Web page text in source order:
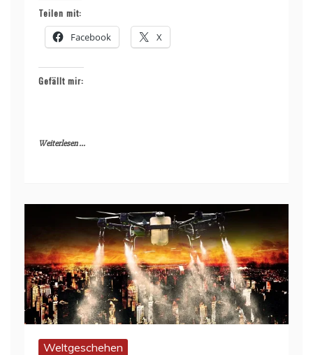
Teilen mit:
Facebook X
Gefällt mir:
Weiterlesen ...
Weltgeschehen